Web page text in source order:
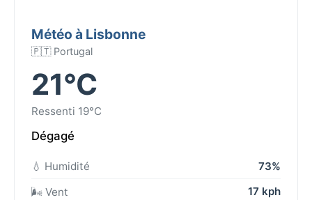
Météo à Lisbonne
🇵🇹 Portugal
21°C
Ressenti 19°C
Dégagé
💧 Humidité
73%
🌬️ Vent
17 kph